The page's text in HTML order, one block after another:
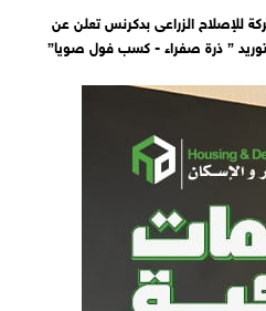
للإصلاح الزراعى بدكرنس تعلن عن
” ذرة صفراء - كسب فول صويا”